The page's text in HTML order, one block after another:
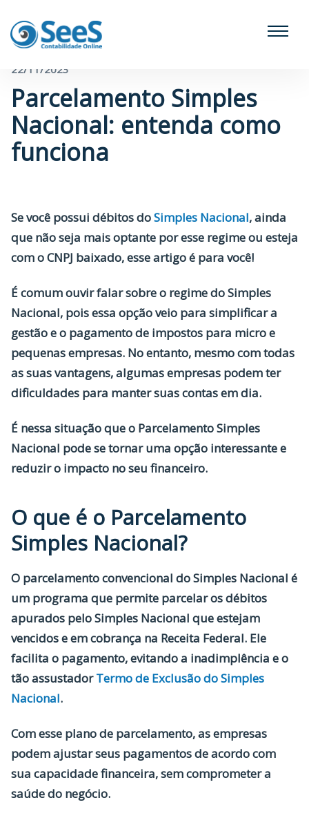
← Voltar para o blog
22/11/2023
Parcelamento Simples
Nacional: entenda como
funciona
Se você possui débitos doSimples Nacional, ainda
que não seja mais optante por esse regime ou esteja
com o CNPJ baixado, esse artigo é para você!
É comum ouvir falar sobre o regime do Simples
Nacional, pois essa opção veio para simplificar a
gestão e o pagamento de impostos para micro e
pequenas empresas. No entanto, mesmo com todas
as suas vantagens, algumas empresas podem ter
dificuldades para manter suas contas em dia.
É nessa situação que o Parcelamento Simples
Nacional pode se tornar uma opção interessante e
reduzir o impacto no seu financeiro.
O que é o Parcelamento
Simples Nacional?
O parcelamento convencional do Simples Nacional é
um programa que permite parcelar os débitos
apurados pelo Simples Nacional que estejam
vencidos e em cobrança na Receita Federal. Ele
facilita o pagamento, evitando a inadimplência e o
tão assustadorTermo de Exclusão do Simples
Nacional.
Com esse plano de parcelamento, as empresas
podem ajustar seus pagamentos de acordo com
sua capacidade financeira, sem comprometer a
saúde do negócio.